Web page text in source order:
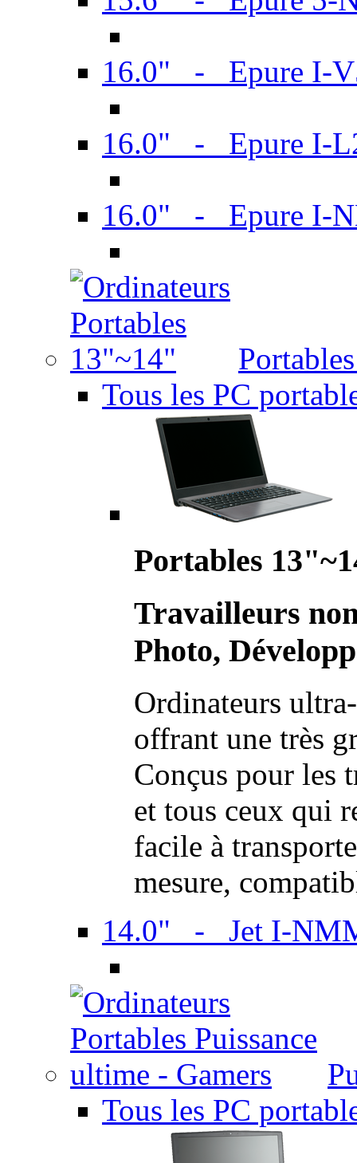
16.0" - Epure I-
16.0" - Epure I-
16.0" - Epure I-
Tous les PC
Portables
Travailleurs
Photo,
Ordinateurs
offrant une très
Conçus pour les
et tous ceux qui
facile à
mesure,
14.0" - Jet I-
Tous les PC